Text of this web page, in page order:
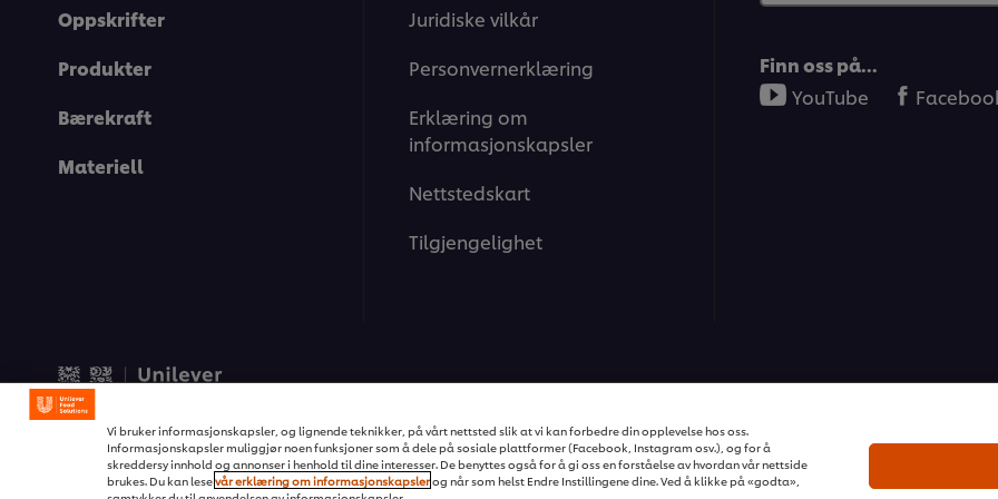
Oppskrifter
Produkter
Bærekraft
Materiell
Juridiske vilkår
Personvernerklæring
Erklæring om
informasjonskapsler
Nettstedskart
Tilgjengelighet
Finn oss på…
YouTube
Vi bruker informasjonskapsler, og lignende teknikker, på vårt nettsted slik at vi kan forbedre din opplevelse hos oss.
Informasjonskapsler muliggjør noen funksjoner som å dele på sosiale plattformer (Facebook, Instagram osv.), og for å
skreddersy innhold og annonser i henhold til dine interesser. De benyttes også for å gi oss en forståelse av hvordan vår nettside
brukes. Du kan lesevår erklæring om informasjonskapslerog når som helst Endre Instillingene dine. Ved å klikke på «godta»,